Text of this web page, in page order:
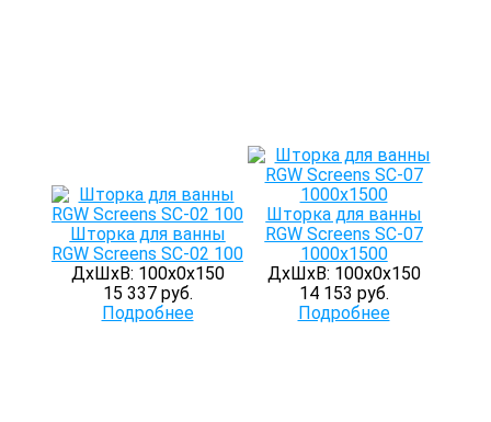
Шторка для ванны
RGW Screens SC-02 100
ДхШхВ: 100х0х150
15 337 руб.
Подробнее
Шторка для ванны
RGW Screens SC-07
1000х1500
ДхШхВ: 100х0х150
14 153 руб.
Подробнее